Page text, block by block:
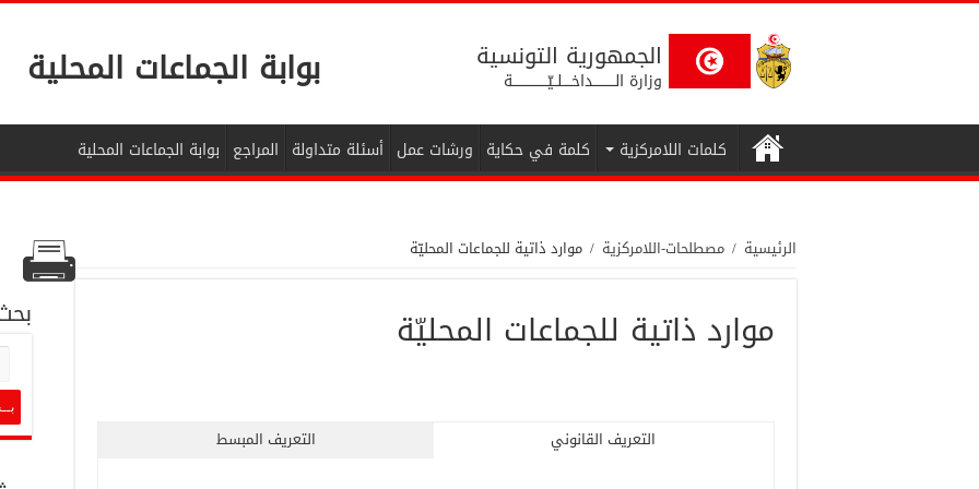
الجمهورية التونسية
وزارة الــــــــــداخــــلــيّــــــــــــــــة بوابة الجماعات المحلية
كلمات اللامركزية كلمة في حكاية ورشات عمل أسئلة متداولة المراجع بوابة الجماعات المحلية
الرئيسية / مصطلحات-اللامركزية / موارد ذاتية للجماعات المحليّة
موارد ذاتية للجماعات المحليّة
التعريف القانوني التعريف المبسط